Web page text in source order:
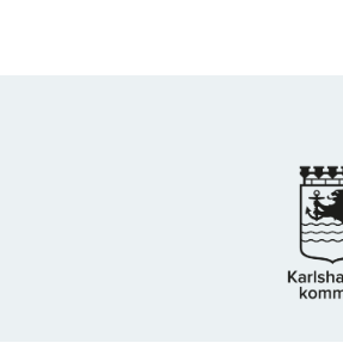
Organisationens